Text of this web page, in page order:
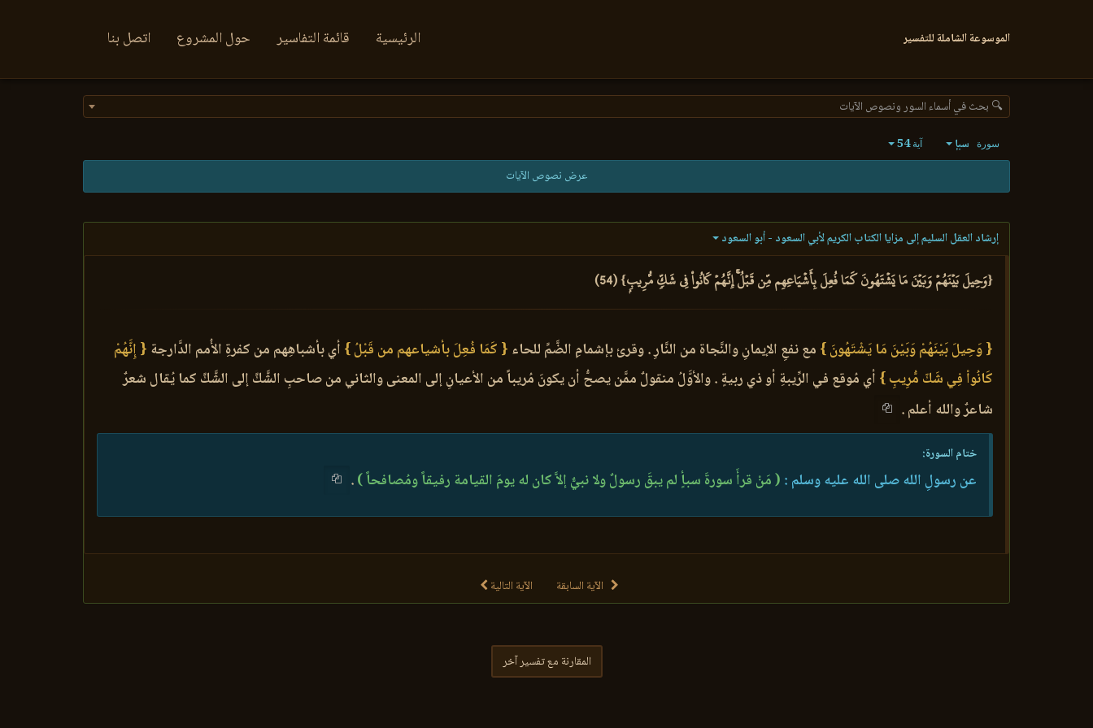
الموسوعة الشاملة للتفسير الرئيسية قائمة التفاسير حول المشروع اتصل بنا
🔍 بحث في أسماء السور ونصوص الآيات
سورة سبإ آية54
عرض نصوص الآيات
إرشاد العقل السليم إلى مزايا الكتاب الكريم لأبي السعود - أبو السعود
{وَحِيلَ بَيۡنَهُمۡ وَبَيۡنَ مَا يَشۡتَهُونَ كَمَا فُعِلَ بِأَشۡيَاعِهِم مِّن قَبۡلُۚ إِنَّهُمۡ كَانُواْ فِي شَكّٖ مُّرِيبِۭ} (54)
{ وَحِيلَ بَيْنَهُمْ وَبَيْنَ مَا يَشْتَهُونَ } مع نفعِ الإيمانِ والنَّجاة من النَّارِ . وقرئ بإشمامِ الضَّمِّ للحاء { كَمَا فُعِلَ بأشياعهم من قَبْلُ } أي بأشباهِهم من كفرةِ الأُمم الدَّارجة { إِنَّهُمْ
كَانُواْ فِي شَكّ مُّرِيبِ } أي مُوقع في الرِّيبةِ أو ذي ربيةٍ . والأوَّلُ منقولٌ ممَّن يصحُّ أن يكونَ مُريباً من الأعيانِ إلى المعنى والثاني من صاحبِ الشَّكِّ إلى الشَّكِّ كما يُقال شعرٌ
شاعرٌ والله أعلم .
ختام السورة:
عن رسولِ الله صلى الله عليه وسلم : ( مَنْ قرأَ سورةَ سبأٍ لم يبقَ رسولٌ ولا نبيٌّ إلاَّ كان له يومَ القيامة رفيقاً ومُصافحاً ).
الآية السابقة الآية التالية
المقارنة مع تفسير آخر